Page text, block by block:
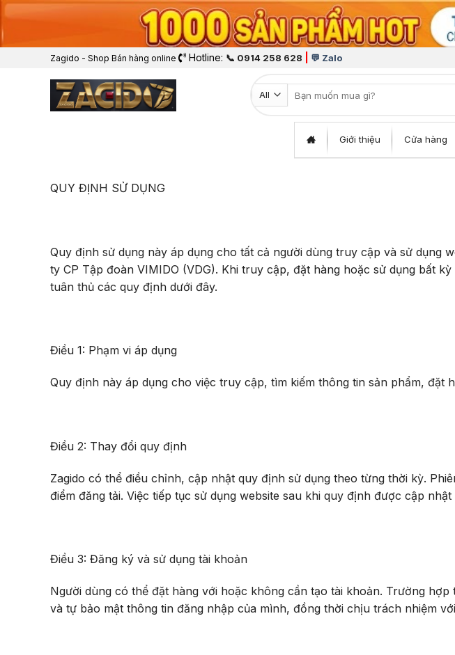
Zagido - Shop Bán hàng online Hotline: 📞 0914 258 628 💬 Zalo
Tìm kiếm:
Giới thiệu Cửa hàng
QUY ĐỊNH SỬ DỤNG
Quy định sử dụng này áp dụng cho tất cả người dùng truy cập và sử dụng
ty CP Tập đoàn VIMIDO (VDG). Khi truy cập, đặt hàng hoặc sử dụng bất
tuân thủ các quy định dưới đây.
Điều 1: Phạm vi áp dụng
Quy định này áp dụng cho việc truy cập, tìm kiếm thông tin sản phẩm,
Điều 2: Thay đổi quy định
Zagido có thể điều chỉnh, cập nhật quy định sử dụng theo từng thời kỳ.
điểm đăng tải. Việc tiếp tục sử dụng website sau khi quy định được cập
Điều 3: Đăng ký và sử dụng tài khoản
Người dùng có thể đặt hàng với hoặc không cần tạo tài khoản. Trường
và tự bảo mật thông tin đăng nhập của mình, đồng thời chịu trách nhiệm